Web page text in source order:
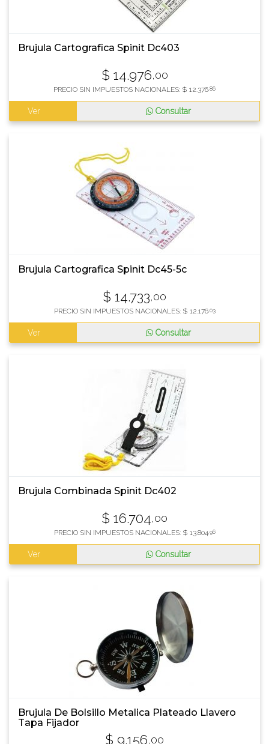
Brujula Cartografica Spinit Dc403
$ 14.976,00
PRECIO SIN IMPUESTOS NACIONALES: $ 12.376,86
Ver Consultar
Brujula Cartografica Spinit Dc45-5c
$ 14.733,00
PRECIO SIN IMPUESTOS NACIONALES: $ 12.176,03
Ver Consultar
Brujula Combinada Spinit Dc402
$ 16.704,00
PRECIO SIN IMPUESTOS NACIONALES: $ 13.804 ,96
Ver Consultar
Brujula De Bolsillo Metalica Plateado Llavero
Tapa Fijador
$ 9.156,00